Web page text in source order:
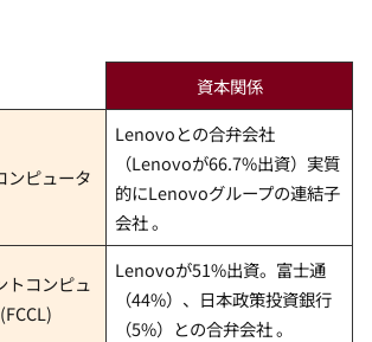
資本関係
ンピュータ
Lenovoとの合弁会社
（Lenovoが66.7%出資）実質
的にLenovoグループの連結子
会社 。
トコンピュ
Lenovoが51%出資。富士通
（44%）、日本政策投資銀行
（5%）との合弁会社 。